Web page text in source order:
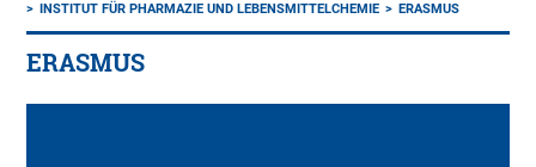
INSTITUT FÜR PHARMAZIE UND LEBENSMITTELCHEMIE
ERASMUS
ERASMUS